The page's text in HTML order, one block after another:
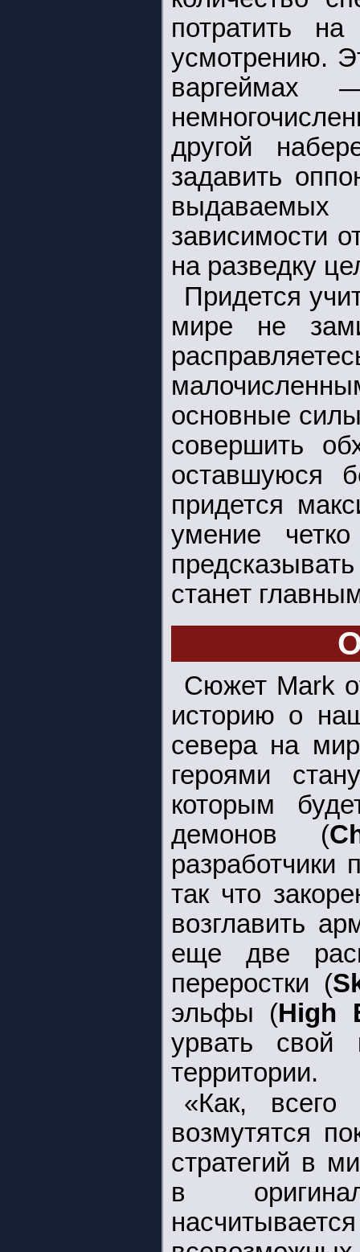
потратить
усмотрению.
варгеймах
другой
задавить
зависимости
на разведку
Придется
мире не
основные
совершить
оставшуюся
придется
умение
станет
Сюжет Mark
историю о
севера на
героями
которым
демонов (
разработчики
так что
возглавить
еще две
переростки (
эльфы (High
урвать свой
территории.
«Как,
возмутятся
стратегий в
в